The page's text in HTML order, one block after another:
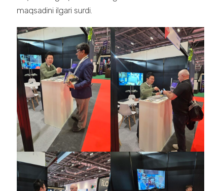
maqsadini ilgari surdi.